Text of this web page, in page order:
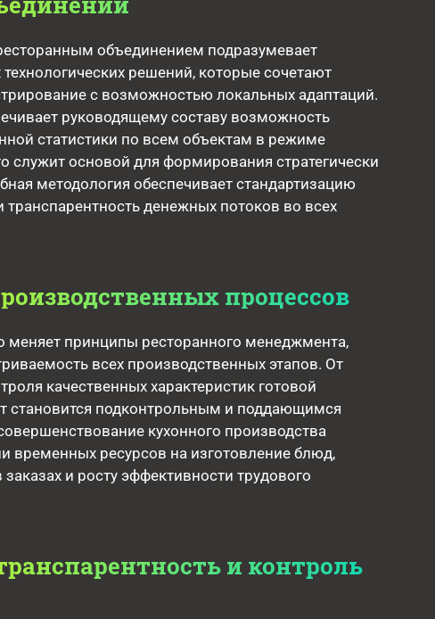
объединением подразумевает
решений, которые сочетают
с возможностью локальных адаптаций.
руководящему составу возможность
статистики по всем объектам в режиме
служит основой для формирования стратегически
методология обеспечивает стандартизацию
транспарентность денежных потоков во всех
процессов
меняет принципы ресторанного менеджмента,
всех производственных этапов. От
качественных характеристик готовой
становится подконтрольным и поддающимся
кухонного производства
временных ресурсов на изготовление блюд,
и росту эффективности трудового
и контроль